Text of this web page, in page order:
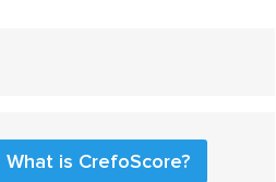
What is CrefoScore?